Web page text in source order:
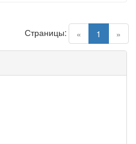
« 1 (current)
»
Страницы: